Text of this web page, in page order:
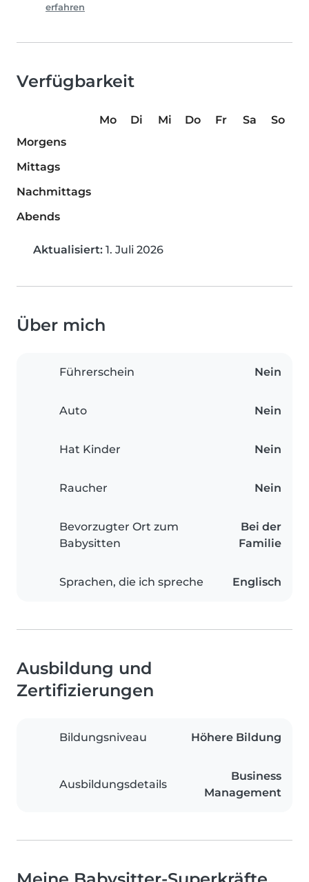
erfahren
Verfügbarkeit
Mo Di Mi Do Fr Sa
So
Morgens
Mittags
Nachmittags
Abends
Aktualisiert: 1. Juli 2026
Über mich
Führerschein Nein
Auto Nein
Hat Kinder Nein
Raucher Nein
Bevorzugter Ort zum
Babysitten
Bei der
Familie
Sprachen, die ich spreche Englisch
Ausbildung und
Zertifizierungen
Bildungsniveau Höhere Bildung
Ausbildungsdetails
Business
Management